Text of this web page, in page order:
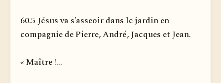
60.5 Jésus va s’asseoir dans le jardin en
compagnie de Pierre, André, Jacques et Jean.
« Maître !...